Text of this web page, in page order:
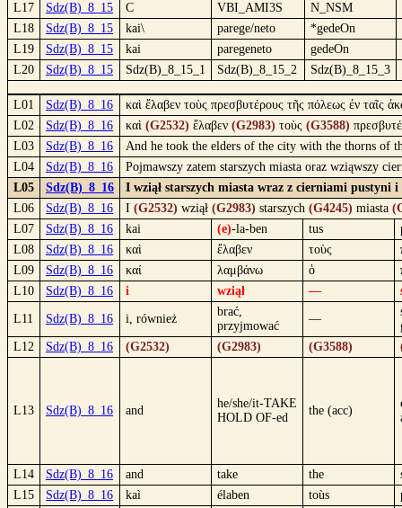
L17
Sdz(B)_8_15 C VBI_AMI3S
N_NSM
L18
Sdz(B)_8_15 kai\ parege/neto
*gedeOn
L19
Sdz(B)_8_15 kai paregeneto
gedeOn
L20
Sdz(B)_8_15 Sdz(B)_8_15_1 Sdz(B)_8_15_2 Sdz(B)_8_15_3
L01 Sdz(B)_8_16
καὶ ἔλαβεν τοὺς πρεσβυτέρους τῆς πόλεως ἐν ταῖς
L02
Sdz(B)_8_16 καὶ (G2532) ἔλαβεν (G2983) τοὺς (G3588)
L03
Sdz(B)_8_16
And he took the elders of the city with the thorns of
L04
Sdz(B)_8_16
Pojmawszy zatem starszych miasta oraz wziąwszy
L05
Sdz(B)_8_16
I wziął starszych miasta wraz z cierniami pustyni
L06
Sdz(B)_8_16 I (G2532) wziął (G2983) starszych (G4245) miasta
L07
Sdz(B)_8_16 kai (e)-la-ben tus
L08
Sdz(B)_8_16 καὶ ἔλαβεν τοὺς
L09
Sdz(B)_8_16 καί λαμβάνω ὁ
L10
Sdz(B)_8_16 i wziął —
L11 Sdz(B)_8_16 i, również
brać,
przyjmować
—
L12
Sdz(B)_8_16 (G2532) (G2983) (G3588)
L13 Sdz(B)_8_16 and
he/she/it-TAKE
HOLD OF-ed
the (acc)
L14 Sdz(B)_8_16 and take the
L15
Sdz(B)_8_16 kaì élaben toùs